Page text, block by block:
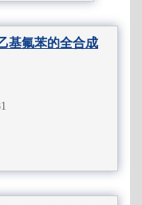
基氟苯的全合成